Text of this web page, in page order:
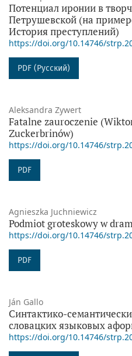
Потенциал иронии в
Петрушевской (на
История преступлений)
https://doi.org/10.14746/
PDF (Русский)
Aleksandra Zywert
Fatalne zauroczenie
Zuckerbrinów)
https://doi.org/10.14746/
PDF
Agnieszka Juchniewicz
Podmiot groteskowy w
https://doi.org/10.14746/
PDF
Ján Gallo
Синтактико-
словацких языковых
https://doi.org/10.14746/